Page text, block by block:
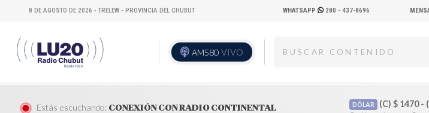
8 DE AGOSTO DE 2026 - TRELEW - PROVINCIA DEL CHUBUT WHATSAPP 280 - 437-8696
AM580 VIVO
Estás escuchando: CONEXIÓN CON RADIO CONTINENTAL DÓLAR (C) $1470 -